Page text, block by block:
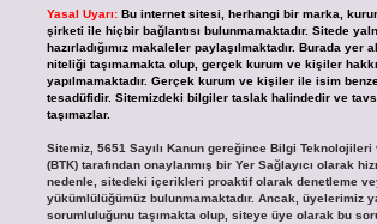
Yasal Uyarı: Bu internet sitesi, herhangi bir marka,
şirketi ile hiçbir bağlantısı bulunmamaktadır. Sitede
hazırladığımız makaleler paylaşılmaktadır. Burada yer
niteliği taşımamakta olup, gerçek kurum ve kişiler
yapılmamaktadır. Gerçek kurum ve kişiler ile isim
tesadüfidir. Sitemizdeki bilgiler taslak halindedir ve
taşımazlar.
Sitemiz, 5651 Sayılı Kanun gereğince Bilgi
(BTK) tarafından onaylanmış bir Yer Sağlayıcı olarak
nedenle, sitedeki içerikleri proaktif olarak denetleme
yükümlülüğümüz bulunmamaktadır. Ancak, üyelerimiz
sorumluluğunu taşımakta olup, siteye üye olarak bu